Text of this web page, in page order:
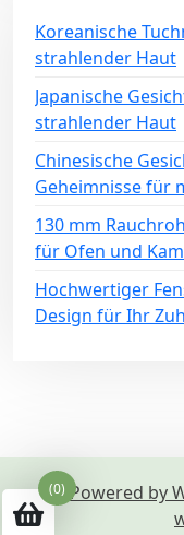
Koreanische
strahlender Haut
Japanische
strahlender Haut
Chinesische
Geheimnisse für
130 mm
für Ofen und
Hochwertiger
Design für Ihr
Powered by
(0)